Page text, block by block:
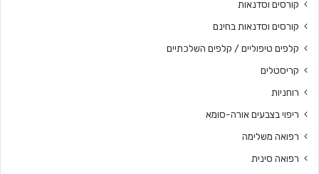
קורסים וסדנאות
קורסים וסדנאות בחינם
קלפים טיפוליים / קלפים השלכתיים
קריסטלים
רוחניות
ריפוי בצבעים אורה-סומא
רפואה משלימה
רפואה סינית